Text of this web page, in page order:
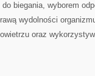
biegania, wyborem
wydolności
oraz